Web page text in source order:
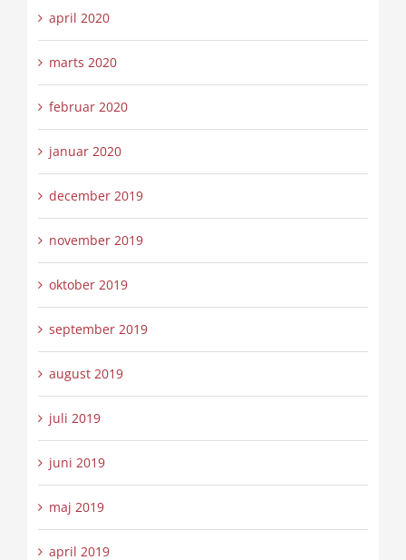
april 2020
marts 2020
februar 2020
januar 2020
december 2019
november 2019
oktober 2019
september 2019
august 2019
juli 2019
juni 2019
maj 2019
april 2019